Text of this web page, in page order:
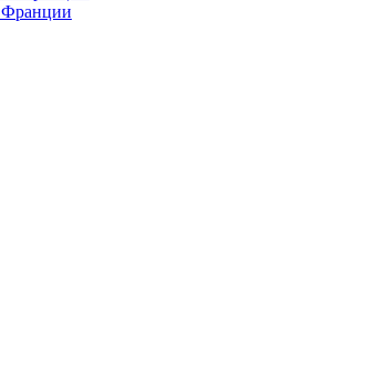
Франции